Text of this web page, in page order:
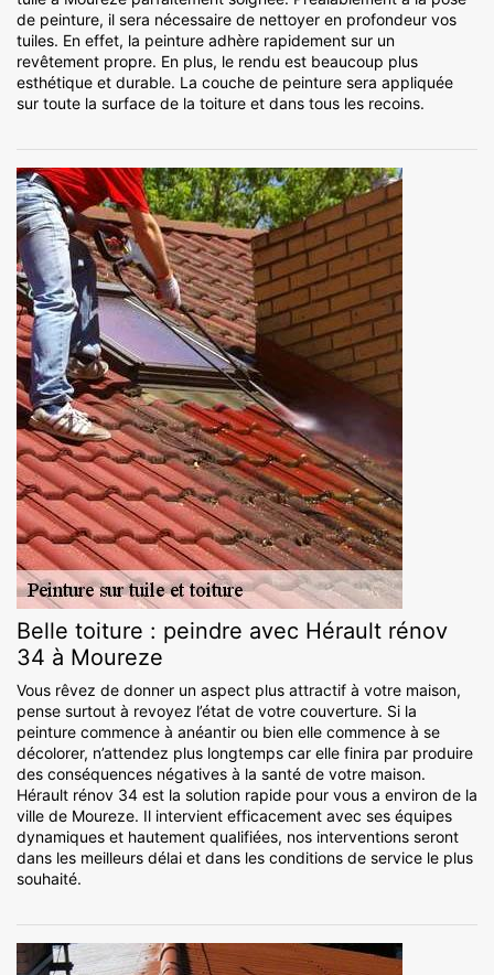
de peinture, il sera nécessaire de nettoyer en profondeur vos
tuiles. En effet, la peinture adhère rapidement sur un
revêtement propre. En plus, le rendu est beaucoup plus
esthétique et durable. La couche de peinture sera appliquée
sur toute la surface de la toiture et dans tous les recoins.
Belle toiture : peindre avec Hérault rénov
34 à Moureze
Vous rêvez de donner un aspect plus attractif à votre maison,
pense surtout à revoyez l’état de votre couverture. Si la
peinture commence à anéantir ou bien elle commence à se
décolorer, n’attendez plus longtemps car elle finira par produire
des conséquences négatives à la santé de votre maison.
Hérault rénov 34 est la solution rapide pour vous a environ de la
ville de Moureze. Il intervient efficacement avec ses équipes
dynamiques et hautement qualifiées, nos interventions seront
dans les meilleurs délai et dans les conditions de service le plus
souhaité.